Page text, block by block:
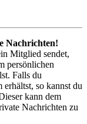
Nachrichten!
Mitglied sendet,
persönlichen
Falls du
erhältst, so kannst du
kann dem
Nachrichten zu